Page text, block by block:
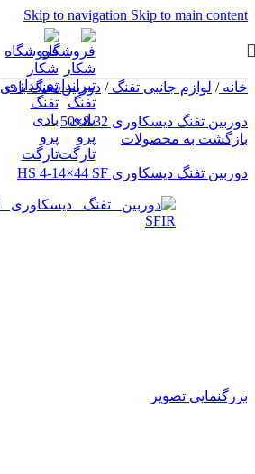
Skip to navigation Skip to main content
خانه/ لوازم جانبی تفنگ/ دوربین تفنگ بادی
دوربین تفنگ دیسکاوری 8.32×50
بازگشت به محصولات
دوربین تفنگ دیسکاوری HS 4-14×44 SF
بزرگنمایی تصویر